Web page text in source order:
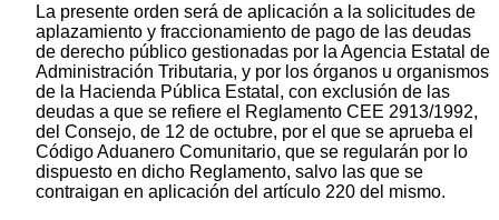
La presente orden será de aplicación a la solicitudes de
aplazamiento y fraccionamiento de pago de las deudas
de derecho público gestionadas por la Agencia Estatal de
Administración Tributaria, y por los órganos u organismos
de la Hacienda Pública Estatal, con exclusión de las
deudas a que se refiere el Reglamento CEE 2913/1992,
del Consejo, de 12 de octubre, por el que se aprueba el
Código Aduanero Comunitario, que se regularán por lo
dispuesto en dicho Reglamento, salvo las que se
contraigan en aplicación del artículo 220 del mismo.